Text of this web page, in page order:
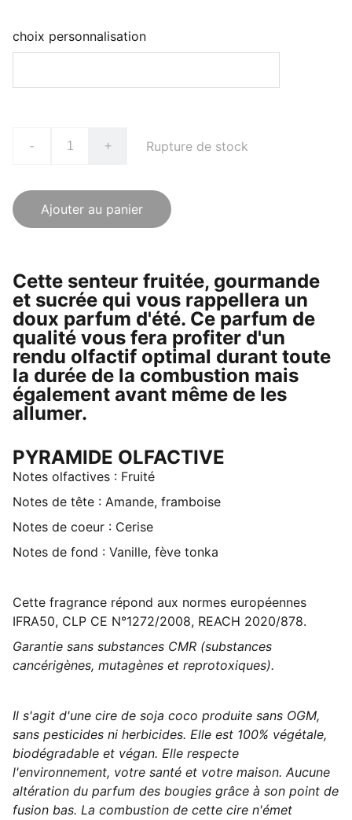
choix personnalisation
- + Rupture de stock
Ajouter au panier
Cette senteur fruitée, gourmande
et sucrée qui vous rappellera un
doux parfum d'été. Ce parfum de
qualité vous fera profiter d'un
rendu olfactif optimal durant toute
la durée de la combustion mais
également avant même de les
allumer.
PYRAMIDE OLFACTIVE
Notes olfactives : Fruité
Notes de tête : Amande, framboise
Notes de coeur : Cerise
Notes de fond : Vanille, fève tonka
Cette fragrance répond aux normes européennes
IFRA50, CLP CE N°1272/2008, REACH 2020/878.
Garantie sans substances CMR (substances
cancérigènes, mutagènes et reprotoxiques).
Il s'agit d'une cire de soja coco produite sans OGM,
sans pesticides ni herbicides. Elle est 100% végétale,
biodégradable et végan. Elle respecte
l'environnement, votre santé et votre maison. Aucune
altération du parfum des bougies grâce à son point de
fusion bas. La combustion de cette cire n'émet